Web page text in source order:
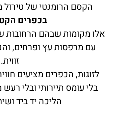
הקסם הרומנטי של טירול
בכפרים
אלו מקומות שבהם הרחובות
עם מרפסות עץ ופרחים,
זווית.
לזוגות, הכפרים מציעים
בלי עומס תיירותי ובלי
הליכה יד ביד